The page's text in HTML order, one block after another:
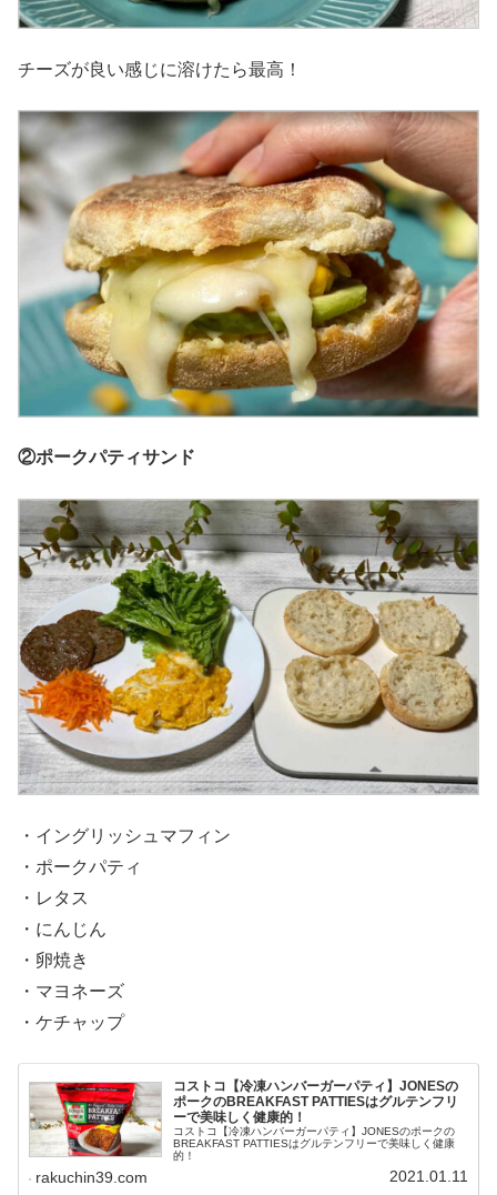
チーズが良い感じに溶けたら最高！
②ポークパティサンド
・イングリッシュマフィン
・ポークパティ
・レタス
・にんじん
・卵焼き
・マヨネーズ
・ケチャップ
コストコ【冷凍ハンバーガーパティ】JONESの
ポークのBREAKFAST PATTIESはグルテンフリ
ーで美味しく健康的！
コストコ【冷凍ハンバーガーパティ】JONESのポークの
BREAKFAST PATTIESはグルテンフリーで美味しく健康
的！
rakuchin39.com 2021.01.11